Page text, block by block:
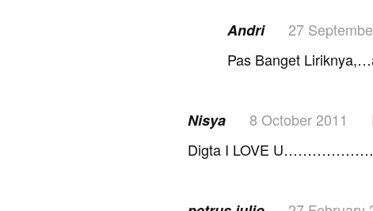
Andri 27
Pas Banget
Nisya 8 October 2011
Digta I LOVE